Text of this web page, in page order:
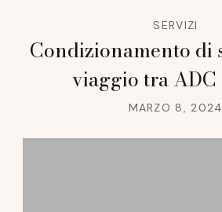
SERVIZI
Condizionamento di
viaggio tra ADC
MARZO 8, 2024